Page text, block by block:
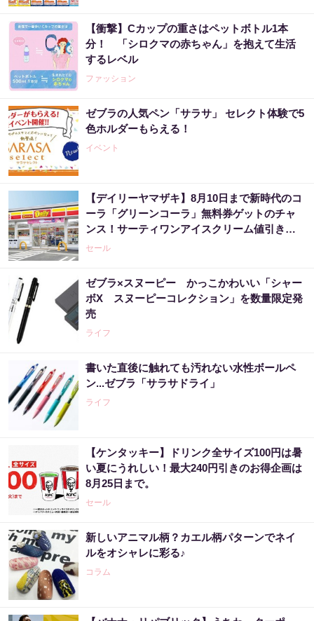
【衝撃】Cカップの重さはペットボトル1本
分！ 「シロクマの赤ちゃん」を抱えて生活
するレベル
ファッション
ゼブラの人気ペン「サラサ」 セレクト体験で5
色ホルダーもらえる！
イベント
【デイリーヤマザキ】8月10日まで新時代のコ
ーラ「グリーンコーラ」無料券ゲットのチャ
ンス！サーティワンアイスクリーム値引きな
どお得企画も目白押し。
セール
ゼブラ×スヌーピー かっこかわいい「シャー
ボX スヌーピーコレクション」を数量限定発
売
ライフ
書いた直後に触れても汚れない水性ボールペ
ン...ゼブラ「サラサドライ」
ライフ
【ケンタッキー】ドリンク全サイズ100円は暑
い夏にうれしい！最大240円引きのお得企画は
8月25日まで。
セール
新しいアニマル柄？カエル柄パターンでネイ
ルをオシャレに彩る♪
コラム